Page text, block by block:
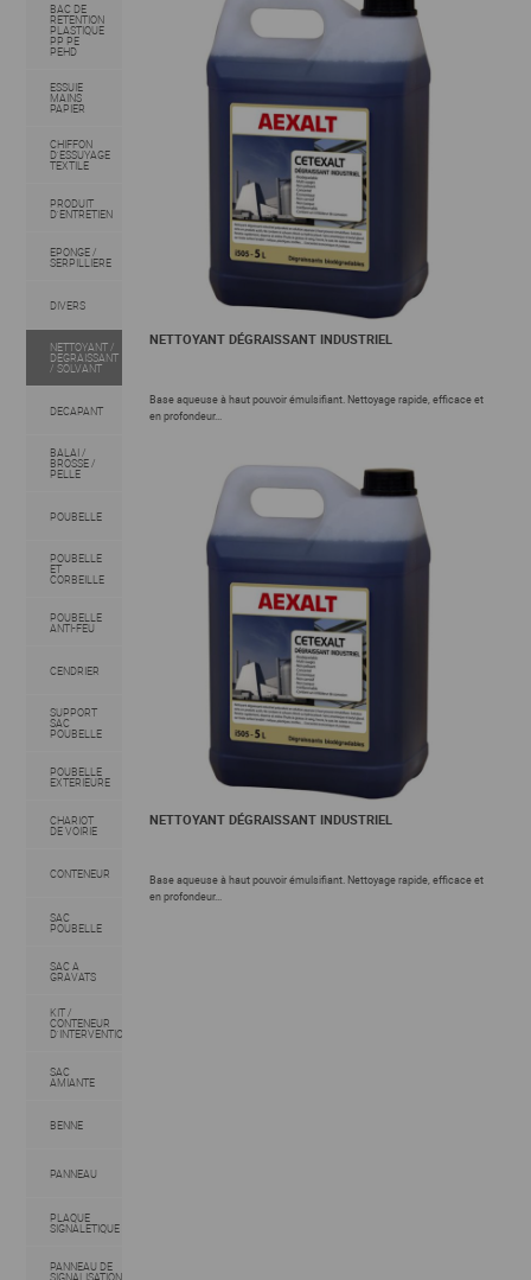
BAC DE
RETENTION
PLASTIQUE
PP PE
PEHD
ESSUIE
MAINS
PAPIER
CHIFFON
D'ESSUYAGE
TEXTILE
PRODUIT
D'ENTRETIEN
EPONGE /
SERPILLIERE
DIVERS
NETTOYANT /
DEGRAISSANT
/ SOLVANT
DECAPANT
BALAI /
BROSSE /
PELLE
POUBELLE
POUBELLE
ET
CORBEILLE
POUBELLE
ANTI-FEU
CENDRIER
SUPPORT
SAC
POUBELLE
POUBELLE
EXTERIEURE
CHARIOT
DE VOIRIE
CONTENEUR
SAC
POUBELLE
SAC A
GRAVATS
KIT /
CONTENEUR
D'INTERVENTION
SAC
AMIANTE
BENNE
PANNEAU
PLAQUE
SIGNALETIQUE
PANNEAU DE
SIGNALISATION
NETTOYANT DÉGRAISSANT INDUSTRIEL
Base aqueuse à haut pouvoir émulsifiant. Nettoyage rapide, efficace et
en profondeur...
NETTOYANT DÉGRAISSANT INDUSTRIEL
Base aqueuse à haut pouvoir émulsifiant. Nettoyage rapide, efficace et
en profondeur...